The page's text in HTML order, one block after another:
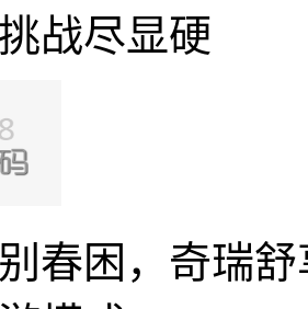
战尽显硬
春困，奇瑞